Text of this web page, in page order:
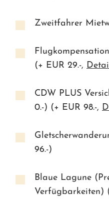
Zweitfahrer
(+ EUR 29.-,
CDW PLUS
0.-) (+ EUR 98.-,
96.-)
Blaue Lagune
Verfügbarkeiten)